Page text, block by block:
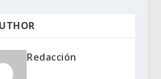
Redacción